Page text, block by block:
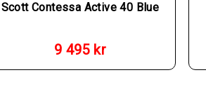
Scott Contessa Active 40 Blue
9 495 kr